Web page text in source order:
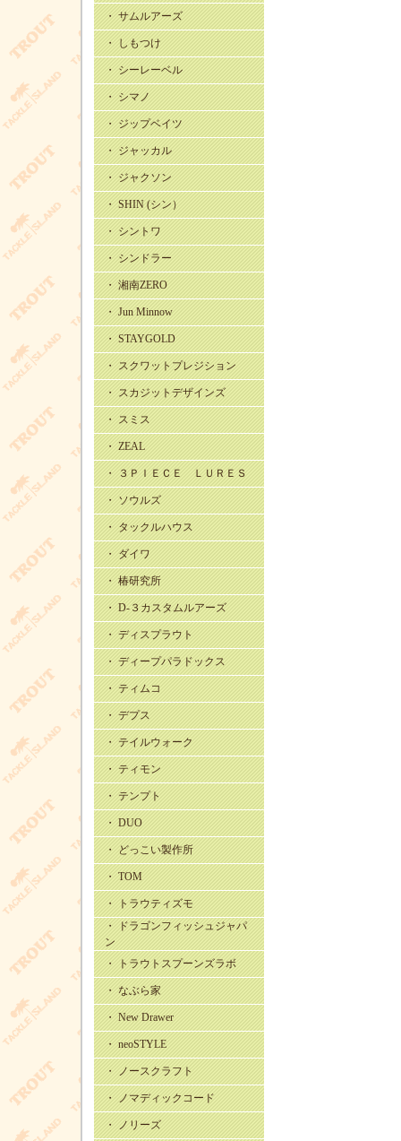
・ サムルアーズ
・ しもつけ
・ シーレーベル
・ シマノ
・ ジップベイツ
・ ジャッカル
・ ジャクソン
・ SHIN (シン）
・ シントワ
・ シンドラー
・ 湘南ZERO
・ Jun Minnow
・ STAYGOLD
・ スクワットプレジション
・ スカジットデザインズ
・ スミス
・ ZEAL
・ ３ＰＩＥＣＥ ＬＵＲＥＳ
・ ソウルズ
・ タックルハウス
・ ダイワ
・ 椿研究所
・ D-３カスタムルアーズ
・ ディスプラウト
・ ディープパラドックス
・ ティムコ
・ デプス
・ テイルウォーク
・ ティモン
・ テンプト
・ DUO
・ どっこい製作所
・ TOM
・ トラウティズモ
・ ドラゴンフィッシュジャパ
ン
・ トラウトスプーンズラボ
・ なぶら家
・ New Drawer
・ neoSTYLE
・ ノースクラフト
・ ノマディックコード
・ ノリーズ